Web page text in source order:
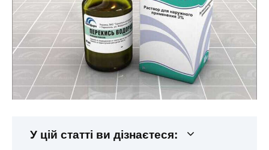
У цій статті ви дізнаєтеся: